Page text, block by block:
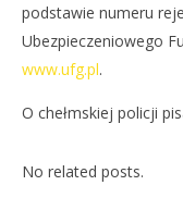
podstawie numeru
Ubezpieczeniowego
www.ufg.pl.
O chełmskiej policji
No related posts.